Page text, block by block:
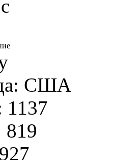
США
1137
819
927